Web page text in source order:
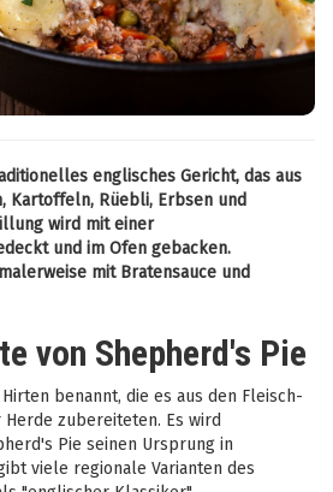
englisches Gericht, das aus
Kartoffeln, Rüebli, Erbsen und
wird mit einer
und im Ofen gebacken.
mit Bratensauce und
von Shepherd's Pie
benannt, die es aus den Fleisch-
zubereiteten. Es wird
Pie seinen Ursprung in
viele regionale Varianten des